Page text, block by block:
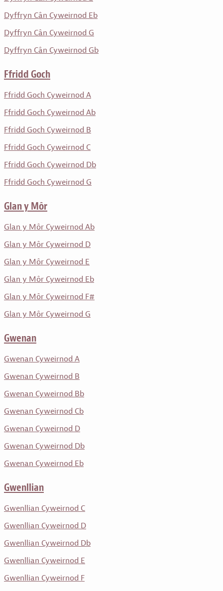
Dyffryn Cân Cyweirnod Eb
Dyffryn Cân Cyweirnod G
Dyffryn Cân Cyweirnod Gb
Ffridd Goch
Ffridd Goch Cyweirnod A
Ffridd Goch Cyweirnod Ab
Ffridd Goch Cyweirnod B
Ffridd Goch Cyweirnod C
Ffridd Goch Cyweirnod Db
Ffridd Goch Cyweirnod G
Glan y Môr
Glan y Môr Cyweirnod Ab
Glan y Môr Cyweirnod D
Glan y Môr Cyweirnod E
Glan y Môr Cyweirnod Eb
Glan y Môr Cyweirnod F#
Glan y Môr Cyweirnod G
Gwenan
Gwenan Cyweirnod A
Gwenan Cyweirnod B
Gwenan Cyweirnod Bb
Gwenan Cyweirnod Cb
Gwenan Cyweirnod D
Gwenan Cyweirnod Db
Gwenan Cyweirnod Eb
Gwenllian
Gwenllian Cyweirnod C
Gwenllian Cyweirnod D
Gwenllian Cyweirnod Db
Gwenllian Cyweirnod E
Gwenllian Cyweirnod F